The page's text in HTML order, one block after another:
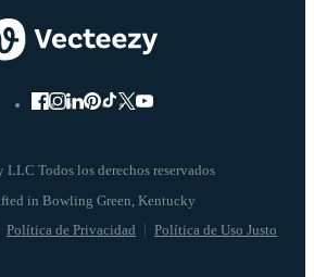
Todos los derechos reservados
Política de Privacidad Política de Uso Justo